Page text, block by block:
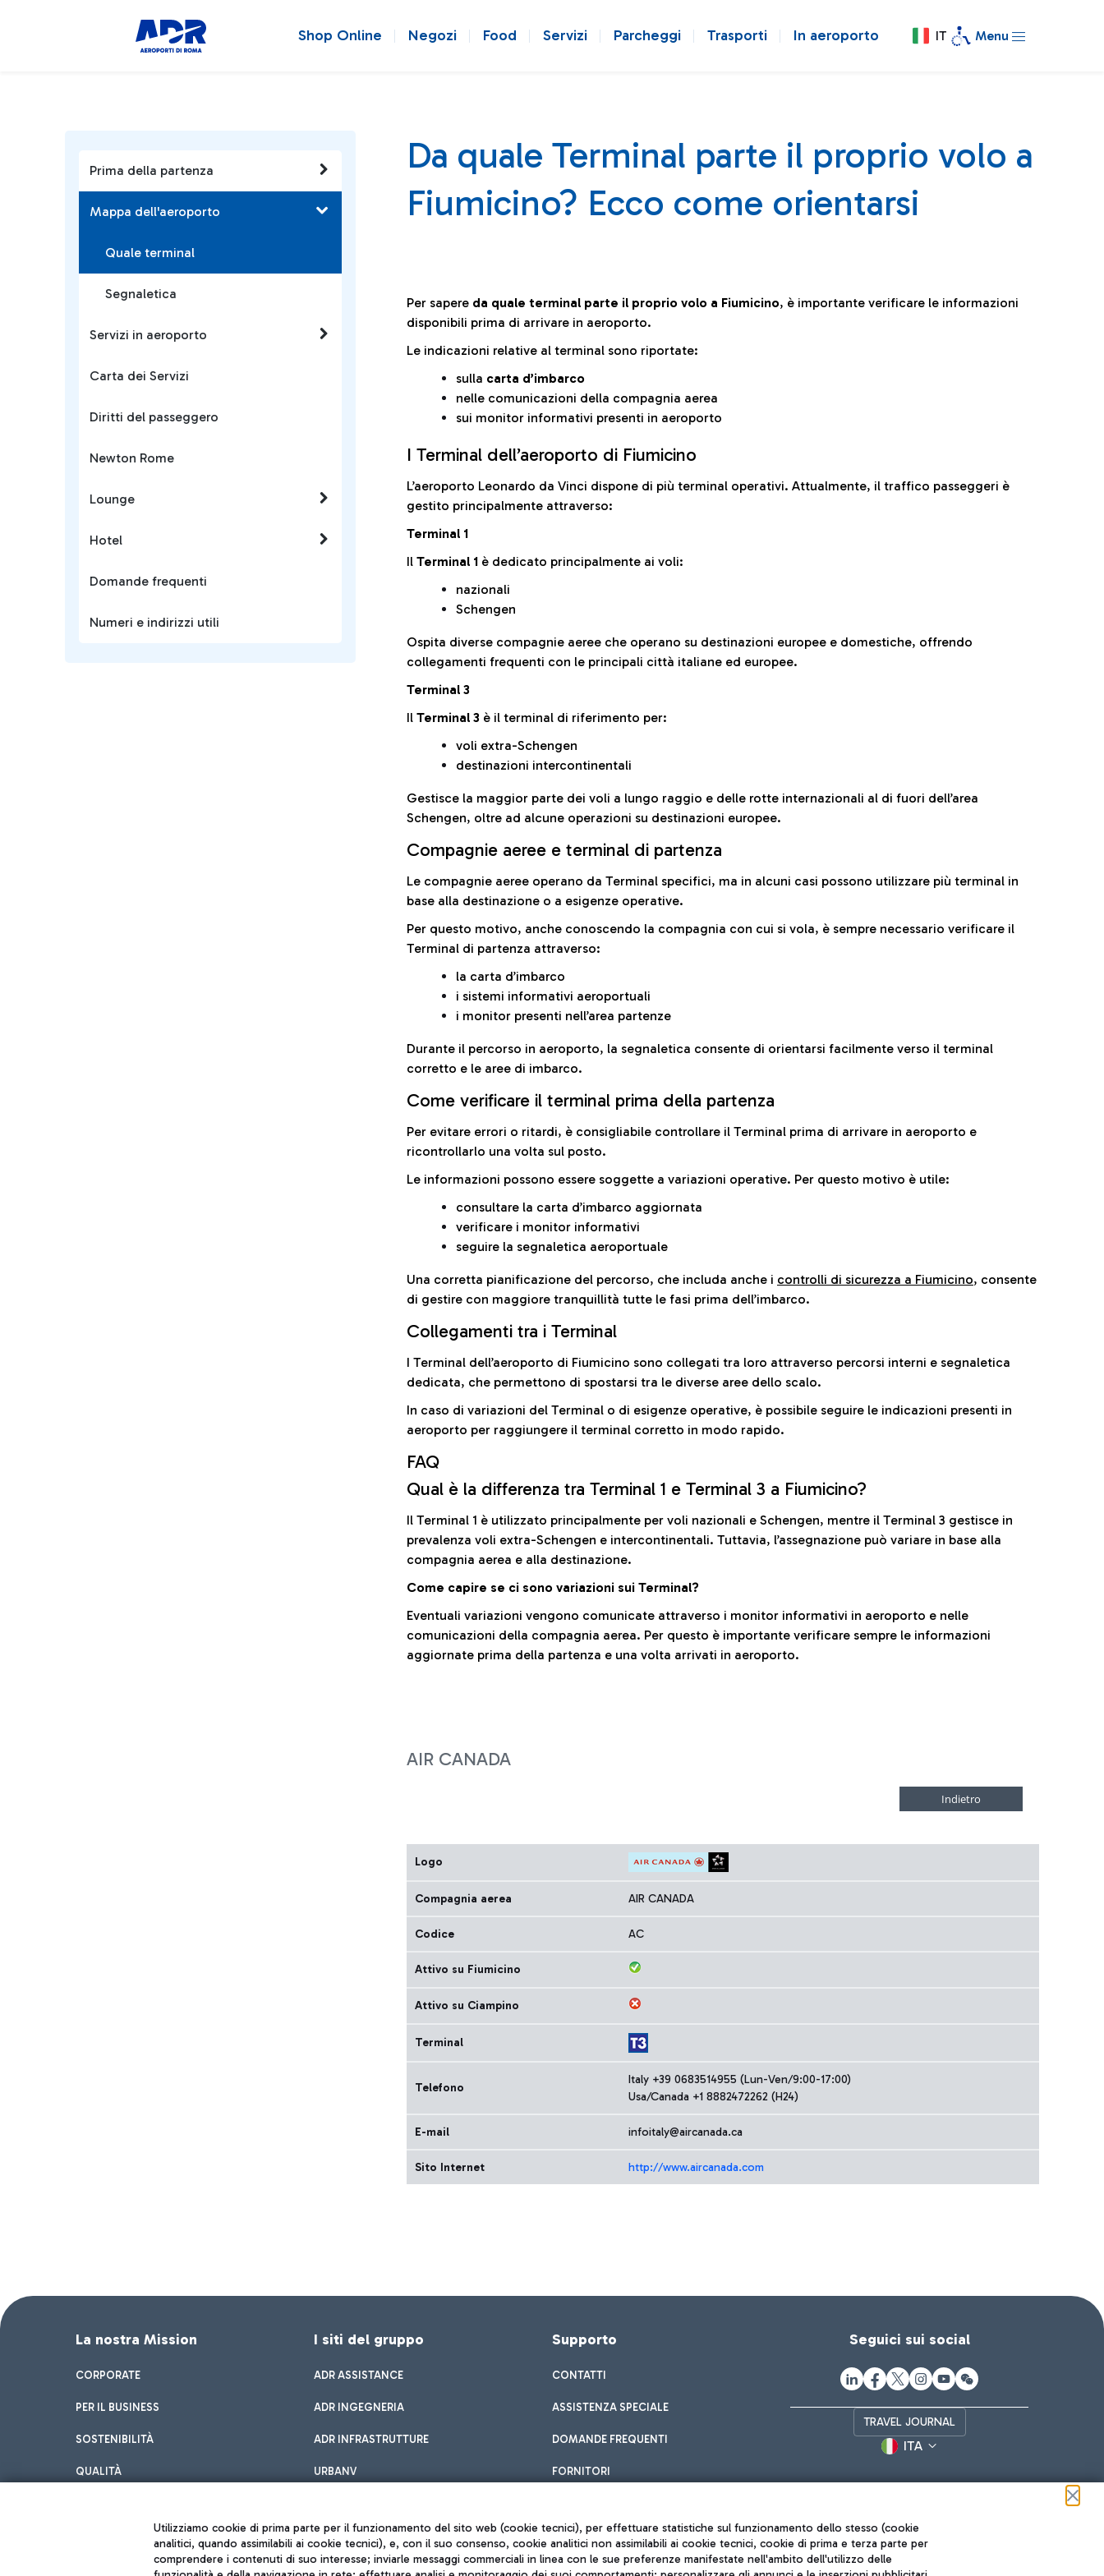
Shop Online Negozi Food Servizi Parcheggi Trasporti In aeroporto IT Menu
Prima della partenza
Mappa dell'aeroporto
Quale terminal
Segnaletica
Servizi in aeroporto
Carta dei Servizi
Diritti del passeggero
Newton Rome
Lounge
Hotel
Domande frequenti
Numeri e indirizzi utili
Da quale Terminal parte il proprio volo a
Fiumicino? Ecco come orientarsi
Per sapere da quale terminal parte il proprio volo a Fiumicino, è importante verificare le informazioni
disponibili prima di arrivare in aeroporto.
Le indicazioni relative al terminal sono riportate:
sulla carta d’imbarco
nelle comunicazioni della compagnia aerea
sui monitor informativi presenti in aeroporto
I Terminal dell’aeroporto di Fiumicino
L’aeroporto Leonardo da Vinci dispone di più terminal operativi. Attualmente, il traffico passeggeri è
gestito principalmente attraverso:
Terminal 1
Il Terminal 1 è dedicato principalmente ai voli:
nazionali
Schengen
Ospita diverse compagnie aeree che operano su destinazioni europee e domestiche, offrendo
collegamenti frequenti con le principali città italiane ed europee.
Terminal 3
Il Terminal 3 è il terminal di riferimento per:
voli extra-Schengen
destinazioni intercontinentali
Gestisce la maggior parte dei voli a lungo raggio e delle rotte internazionali al di fuori dell’area
Schengen, oltre ad alcune operazioni su destinazioni europee.
Compagnie aeree e terminal di partenza
Le compagnie aeree operano da Terminal specifici, ma in alcuni casi possono utilizzare più terminal in
base alla destinazione o a esigenze operative.
Per questo motivo, anche conoscendo la compagnia con cui si vola, è sempre necessario verificare il
Terminal di partenza attraverso:
la carta d’imbarco
i sistemi informativi aeroportuali
i monitor presenti nell’area partenze
Durante il percorso in aeroporto, la segnaletica consente di orientarsi facilmente verso il terminal
corretto e le aree di imbarco.
Come verificare il terminal prima della partenza
Per evitare errori o ritardi, è consigliabile controllare il Terminal prima di arrivare in aeroporto e
ricontrollarlo una volta sul posto.
Le informazioni possono essere soggette a variazioni operative. Per questo motivo è utile:
consultare la carta d’imbarco aggiornata
verificare i monitor informativi
seguire la segnaletica aeroportuale
Una corretta pianificazione del percorso, che includa anche i controlli di sicurezza a Fiumicino, consente
di gestire con maggiore tranquillità tutte le fasi prima dell’imbarco.
Collegamenti tra i Terminal
I Terminal dell’aeroporto di Fiumicino sono collegati tra loro attraverso percorsi interni e segnaletica
dedicata, che permettono di spostarsi tra le diverse aree dello scalo.
In caso di variazioni del Terminal o di esigenze operative, è possibile seguire le indicazioni presenti in
aeroporto per raggiungere il terminal corretto in modo rapido.
FAQ
Qual è la differenza tra Terminal 1 e Terminal 3 a Fiumicino?
Il Terminal 1 è utilizzato principalmente per voli nazionali e Schengen, mentre il Terminal 3 gestisce in
prevalenza voli extra-Schengen e intercontinentali. Tuttavia, l’assegnazione può variare in base alla
compagnia aerea e alla destinazione.
Come capire se ci sono variazioni sui Terminal?
Eventuali variazioni vengono comunicate attraverso i monitor informativi in aeroporto e nelle
comunicazioni della compagnia aerea. Per questo è importante verificare sempre le informazioni
aggiornate prima della partenza e una volta arrivati in aeroporto.
AIR CANADA
Logo
Compagnia aerea AIR CANADA
Codice AC
Attivo su Fiumicino
Attivo su Ciampino
Terminal
Telefono
Italy +39 0683514955 (Lun-Ven/9:00-17:00)
Usa/Canada +1 8882472262 (H24)
E-mail infoitaly@aircanada.ca
Sito Internet http://www.aircanada.com
La nostra Mission
CORPORATE
PER IL BUSINESS
SOSTENIBILITÀ
QUALITÀ
I siti del gruppo
ADR ASSISTANCE
ADR INGEGNERIA
ADR INFRASTRUTTURE
URBANV
Supporto
CONTATTI
ASSISTENZA SPECIALE
DOMANDE FREQUENTI
FORNITORI
Seguici sui social
TRAVEL JOURNAL
ITA
Utilizziamo cookie di prima parte per il funzionamento del sito web (cookie tecnici), per effettuare statistiche sul funzionamento dello stesso (cookie
analitici, quando assimilabili ai cookie tecnici), e, con il suo consenso, cookie analitici non assimilabili ai cookie tecnici, cookie di prima e terza parte per
comprendere i contenuti di suo interesse; inviarle messaggi commerciali in linea con le sue preferenze manifestate nell'ambito dell'utilizzo delle